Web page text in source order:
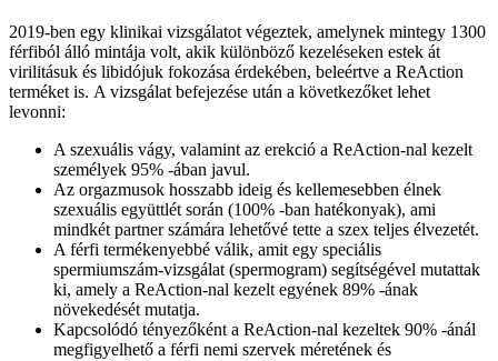
2019-ben egy klinikai vizsgálatot végeztek, amelynek mintegy 1300
férfiból álló mintája volt, akik különböző kezeléseken estek át
virilitásuk és libidójuk fokozása érdekében, beleértve a ReAction
terméket is. A vizsgálat befejezése után a következőket lehet
levonni:
A szexuális vágy, valamint az erekció a ReAction-nal kezelt
személyek 95% -ában javul.
Az orgazmusok hosszabb ideig és kellemesebben élnek
szexuális együttlét során (100% -ban hatékonyak), ami
mindkét partner számára lehetővé tette a szex teljes élvezetét.
A férfi termékenyebbé válik, amit egy speciális
spermiumszám-vizsgálat (spermogram) segítségével mutattak
ki, amely a ReAction-nal kezelt egyének 89% -ának
növekedését mutatja.
Kapcsolódó tényezőként a ReAction-nal kezeltek 90% -ánál
megfigyelhető a férfi nemi szervek méretének és